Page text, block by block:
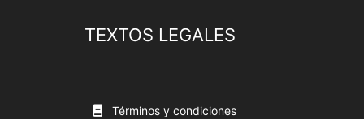
TEXTOS LEGALES
Términos y condiciones